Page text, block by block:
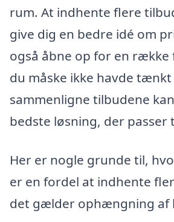
rum. At indhente flere
give dig en bedre idé om
også åbne op for en række
du måske ikke havde tænkt
sammenligne tilbudene
bedste løsning, der passer
Her er nogle grunde til,
er en fordel at indhente
det gælder ophængning af